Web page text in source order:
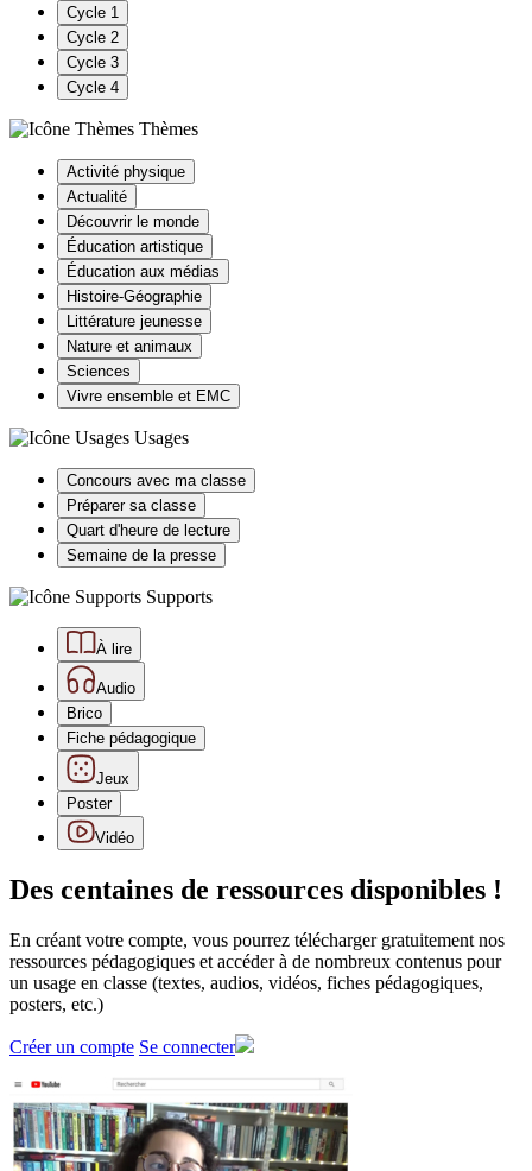
Cycle 1
Cycle 2
Cycle 3
Cycle 4
Thèmes
Activité physique
Actualité
Découvrir le monde
Éducation artistique
Éducation aux médias
Histoire-Géographie
Littérature jeunesse
Nature et animaux
Sciences
Vivre ensemble et EMC
Usages
Concours avec ma classe
Préparer sa classe
Quart d'heure de lecture
Semaine de la presse
Supports
À lire
Audio
Brico
Fiche pédagogique
Jeux
Poster
Vidéo
Des centaines de ressources disponibles !
En créant votre compte, vous pourrez télécharger gratuitement nos
ressources pédagogiques et accéder à de nombreux contenus pour
un usage en classe (textes, audios, vidéos, fiches pédagogiques,
posters, etc.)
Créer un compte Se connecter